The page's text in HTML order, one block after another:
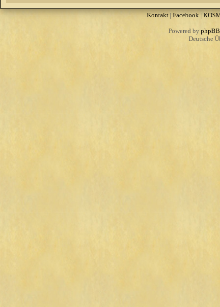
Kontakt| Facebook|
Powered by phpBB
Deutsche